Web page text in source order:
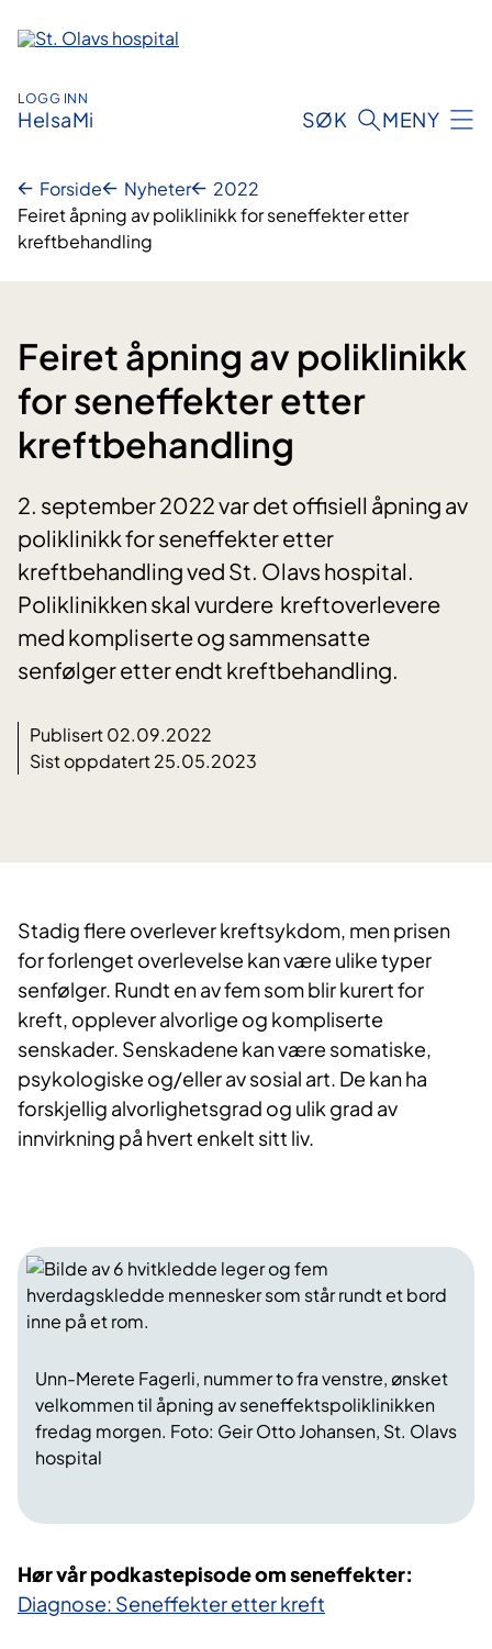
innhold
LOGG INN
HelsaMi SØK MENY
Forside Nyheter
2022
Feiret åpning av poliklinikk for seneffekter etter
kreftbehandling
Feiret åpning av poliklinikk
for seneffekter etter
kreftbehandling
2. september 2022 var det offisiell åpning av
poliklinikk for seneffekter etter
kreftbehandling ved St. Olavs hospital.
Poliklinikken skal vurdere kreftoverlevere
med kompliserte og sammensatte
senfølger etter endt kreftbehandling.
Publisert 02.09.2022
Sist oppdatert 25.05.2023
​Stadig flere overlever kreftsykdom, men prisen
for forlenget overlevelse kan være ulike typer
senfølger. Rundt en av fem som blir kurert for
kreft, opplever alvorlige og kompliserte
senskader. Senskadene kan være somatiske,
psykologiske og/eller av sosial art. De kan ha
forskjellig alvorlighetsgrad og ulik grad av
innvirkning på hvert enkelt sitt liv.
Unn-Merete Fagerli, nummer to fra venstre, ønsket
velkommen til åpning av seneffektspoliklinikken
fredag morgen. Foto: Geir Otto Johansen, St. Olavs
hospital
​​​​​Hør vår podkastepisode om seneffekter:
Diagnose: Seneffekter etter kreft​